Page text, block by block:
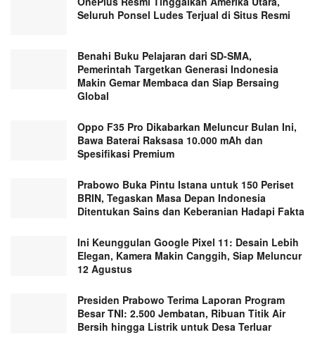
Seluruh Ponsel Ludes Terjual di Situs Resmi
Benahi Buku Pelajaran dari SD-SMA,
Pemerintah Targetkan Generasi Indonesia
Makin Gemar Membaca dan Siap Bersaing
Global
Oppo F35 Pro Dikabarkan Meluncur Bulan Ini,
Bawa Baterai Raksasa 10.000 mAh dan
Spesifikasi Premium
Prabowo Buka Pintu Istana untuk 150 Periset
BRIN, Tegaskan Masa Depan Indonesia
Ditentukan Sains dan Keberanian Hadapi Fakta
Ini Keunggulan Google Pixel 11: Desain Lebih
Elegan, Kamera Makin Canggih, Siap Meluncur
12 Agustus
Presiden Prabowo Terima Laporan Program
Besar TNI: 2.500 Jembatan, Ribuan Titik Air
Bersih hingga Listrik untuk Desa Terluar